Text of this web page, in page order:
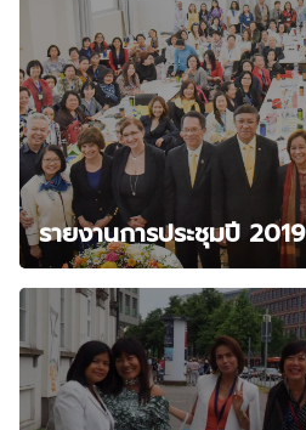
รายงานการประชุมปี 2019